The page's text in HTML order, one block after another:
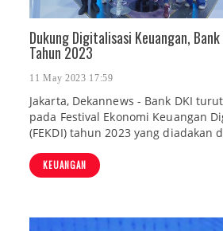
Dukung Digitalisasi Keuangan, Bank
Tahun 2023
11 May 2023 17:59
Jakarta, Dekannews - Bank DKI
pada Festival Ekonomi Keuangan
(FEKDI) tahun 2023 yang diadakan
KEUANGAN